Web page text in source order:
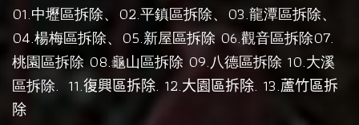
01.中壢區拆除、02.平鎮區拆除、03.龍潭區拆除、
04.楊梅區拆除、05.新屋區拆除 06.觀音區拆除07.
桃園區拆除 08.龜山區拆除 09.八德區拆除 10.大溪
區拆除. 11.復興區拆除. 12.大園區拆除. 13.蘆竹區拆
除